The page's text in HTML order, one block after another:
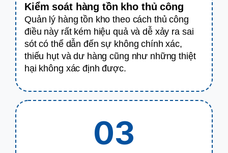
Kiểm soát hàng tồn kho thủ công
Quản lý hàng tồn kho theo cách thủ công
điều này rất kém hiệu quả và dễ xảy ra sai
sót có thể dẫn đến sự không chính xác,
thiếu hụt và dư hàng cũng như những thiệt
hại không xác định được.
03